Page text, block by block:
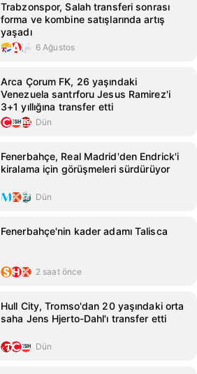
Trabzonspor, Salah transferi sonrası
forma ve kombine satışlarında artış
yaşadı
6 Ağustos
Arca Çorum FK, 26 yaşındaki
Venezuela santrforu Jesus Ramirez'i
3+1 yıllığına transfer etti
Dün
Fenerbahçe, Real Madrid'den Endrick'i
kiralama için görüşmeleri sürdürüyor
Dün
Fenerbahçe'nin kader adamı Talisca
2 saat önce
Hull City, Tromso'dan 20 yaşındaki orta
saha Jens Hjerto-Dahl'ı transfer etti
Dün